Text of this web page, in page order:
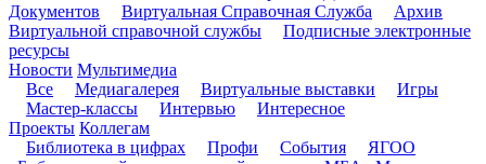
Документов
Виртуальная Справочная Служба
Архив
Виртуальной справочной службы
Подписные электронные
ресурсы
Новости Мультимедиа
Все
Медиагалерея Виртуальные выставки
Игры
Мастер-классы
Интервью
Интересное
Проекты Коллегам
Библиотека в цифрах
Профи События
ЯГОО